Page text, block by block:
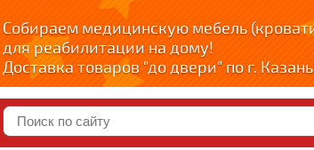
Собираем медицинскую мебель
для реабилитации на дому!
Доставка товаров "до двери" по г.
по тел. +79178595365
Краткие видео обзоры медицинских
YOUTUBE: youtube.com/@zabota16 ;
Яндекс. Дзен: dzen.ru/zabota16 ;